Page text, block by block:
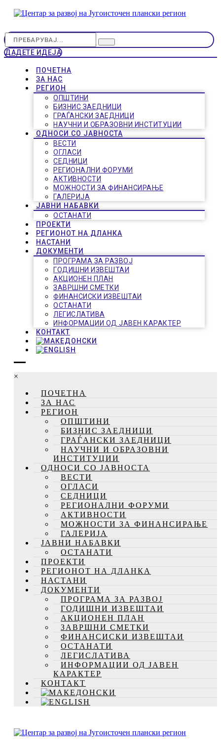
ДАДЕТЕ ИДЕЈА
ПОЧЕТНА
ЗА НАС
РЕГИОН
ОПШТИНИ
БИЗНИС ЗАЕДНИЦИ
ГРАЃАНСКИ ЗАЕДНИЦИ
НАУЧНИ И ОБРАЗОВНИ ИНСТИТУЦИИ
ОДНОСИ СО ЈАВНОСТА
ВЕСТИ
ОГЛАСИ
СЕДНИЦИ
РЕГИОНАЛНИ ФОРУМИ
АКТИВНОСТИ
МОЖНОСТИ ЗА ФИНАНСИРАЊЕ
ГАЛЕРИЈА
ЈАВНИ НАБАВКИ
ОСТАНАТИ
ПРОЕКТИ
РЕГИОНОТ НА ДЛАНКА
НАСТАНИ
ДОКУМЕНТИ
ПРОГРАМА ЗА РАЗВОЈ
ГОДИШНИ ИЗВЕШТАИ
АКЦИОНЕН ПЛАН
ЗАВРШНИ СМЕТКИ
ФИНАНСИСКИ ИЗВЕШТАИ
ОСТАНАТИ
ЛЕГИСЛАТИВА
ИНФОРМАЦИИ ОД ЈАВЕН КАРАКТЕР
КОНТАКТ
×
ПОЧЕТНА
ЗА НАС
РЕГИОН
ОПШТИНИ
БИЗНИС ЗАЕДНИЦИ
ГРАЃАНСКИ ЗАЕДНИЦИ
НАУЧНИ И ОБРАЗОВНИ
ИНСТИТУЦИИ
ОДНОСИ СО ЈАВНОСТА
ВЕСТИ
ОГЛАСИ
СЕДНИЦИ
РЕГИОНАЛНИ ФОРУМИ
АКТИВНОСТИ
МОЖНОСТИ ЗА ФИНАНСИРАЊЕ
ГАЛЕРИЈА
ЈАВНИ НАБАВКИ
ОСТАНАТИ
ПРОЕКТИ
РЕГИОНОТ НА ДЛАНКА
НАСТАНИ
ДОКУМЕНТИ
ПРОГРАМА ЗА РАЗВОЈ
ГОДИШНИ ИЗВЕШТАИ
АКЦИОНЕН ПЛАН
ЗАВРШНИ СМЕТКИ
ФИНАНСИСКИ ИЗВЕШТАИ
ОСТАНАТИ
ЛЕГИСЛАТИВА
ИНФОРМАЦИИ ОД ЈАВЕН
КАРАКТЕР
КОНТАКТ